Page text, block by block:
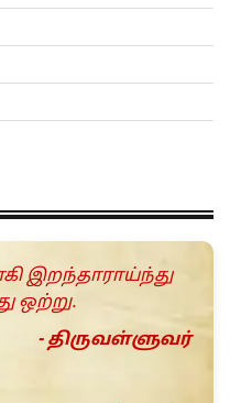
இறந்தாராய்ந்து
ஒற்று.
- திருவள்ளுவர்